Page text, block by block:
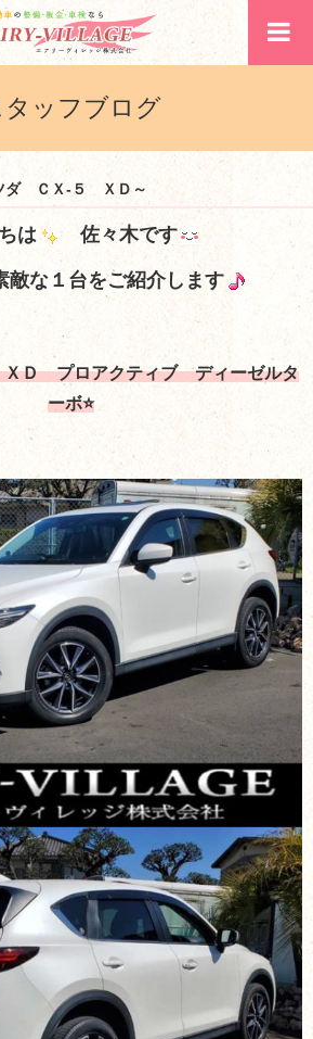
タッフブログ
ダ ＣＸ-５ ＸＤ～
は 佐々木です
敵な１台をご紹介します
Ｄ プロアクティブ ディーゼルタ
ーボ⭐